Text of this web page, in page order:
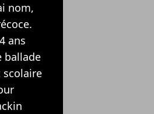
nom,
ans
ballade
scolaire